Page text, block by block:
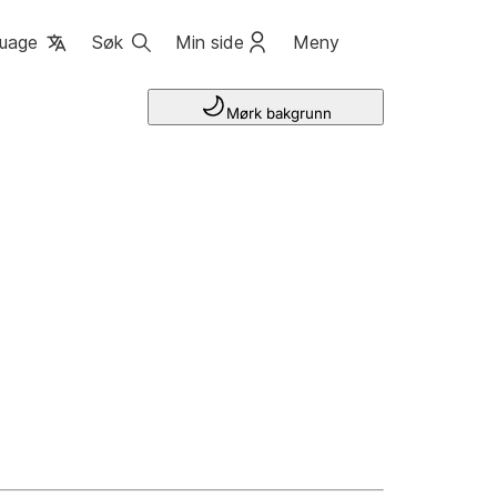
Søk Min side Meny
Mørk bakgrunn